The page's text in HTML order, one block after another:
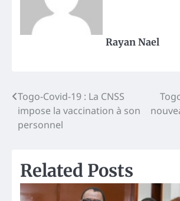
Rayan Nael
Post
navigation
Togo-Covid-19 : La CNSS
impose la vaccination à son
personnel
Related Posts